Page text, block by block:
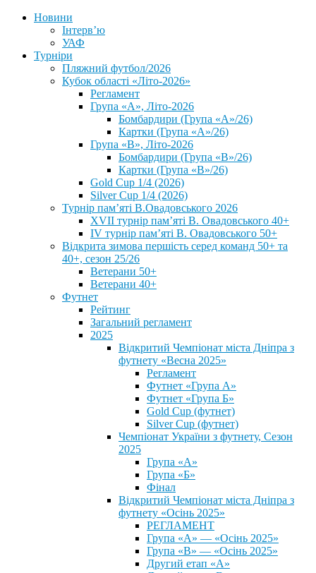
Новини
Інтерв’ю
УАФ
Турніри
Пляжний футбол/2026
Кубок області «Літо-2026»
Регламент
Група «А», Літо-2026
Бомбардири (Група «А»/26)
Картки (Група «А»/26)
Група «В», Літо-2026
Бомбардири (Група «В»/26)
Картки (Група «В»/26)
Gold Cup 1/4 (2026)
Silver Cup 1/4 (2026)
Турнір пам’яті В.Овадовського 2026
XVII турнір пам’яті В. Овадовського 40+
IV турнір пам’яті В. Овадовського 50+
Відкрита зимова першість серед команд 50+ та
40+, сезон 25/26
Ветерани 50+
Ветерани 40+
Футнет
Рейтинг
Загальний регламент
2025
Відкритий Чемпіонат міста Дніпра з
футнету «Весна 2025»
Регламент
Футнет «Група А»
Футнет «Група Б»
Gold Cup (футнет)
Silver Cup (футнет)
Чемпіонат України з футнету, Сезон
2025
Група «А»
Група «Б»
Фінал
Відкритий Чемпіонат міста Дніпра з
футнету «Осінь 2025»
РЕГЛАМЕНТ
Група «А» — «Осінь 2025»
Група «В» — «Осінь 2025»
Другий етап «А»